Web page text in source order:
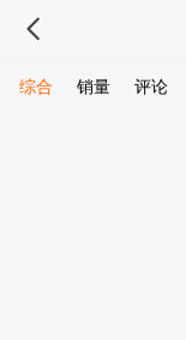
综合 销量 评论